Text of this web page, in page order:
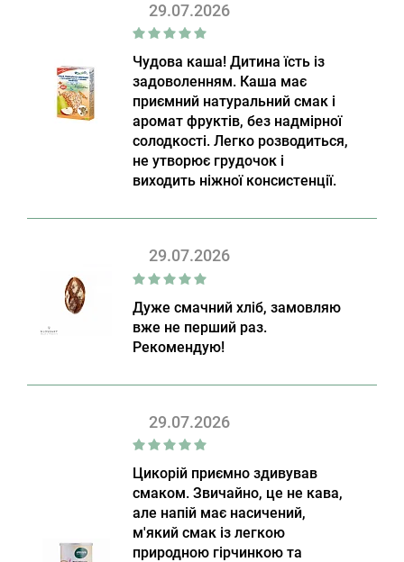
29.07.2026
Чудова каша! Дитина їсть із
задоволенням. Каша має
приємний натуральний смак і
аромат фруктів, без надмірної
солодкості. Легко розводиться,
не утворює грудочок і
виходить ніжної консистенції.
29.07.2026
Дуже смачний хліб, замовляю
вже не перший раз.
Рекомендую!
29.07.2026
Цикорій приємно здивував
смаком. Звичайно, це не кава,
але напій має насичений,
м'який смак із легкою
природною гірчинкою та